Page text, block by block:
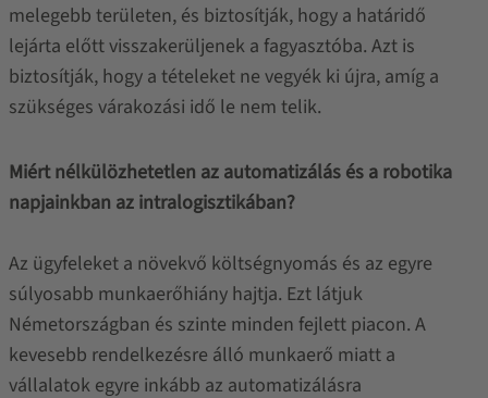
melegebb területen, és biztosítják, hogy a határidő
lejárta előtt visszakerüljenek a fagyasztóba. Azt is
biztosítják, hogy a tételeket ne vegyék ki újra, amíg a
szükséges várakozási idő le nem telik.
Miért nélkülözhetetlen az automatizálás és a robotika
napjainkban az intralogisztikában?
Az ügyfeleket a növekvő költségnyomás és az egyre
súlyosabb munkaerőhiány hajtja. Ezt látjuk
Németországban és szinte minden fejlett piacon. A
kevesebb rendelkezésre álló munkaerő miatt a
vállalatok egyre inkább az automatizálásra